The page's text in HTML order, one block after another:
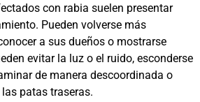
con rabia suelen presentar
Pueden volverse más
a sus dueños o mostrarse
evitar la luz o el ruido, esconderse
de manera descoordinada o
patas traseras.